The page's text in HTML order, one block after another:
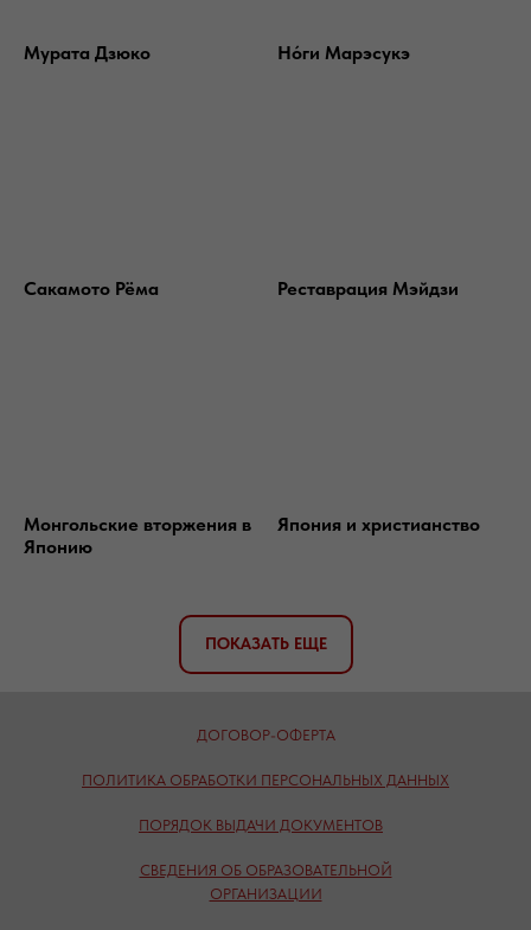
Мурата Дзюко Нóги Марэсукэ
Сакамото Рёма Реставрация Мэйдзи
Монгольские вторжения в
Японию
Япония и христианство
ПОКАЗАТЬ ЕЩЕ
ДОГОВОР-ОФЕРТА
ПОЛИТИКА ОБРАБОТКИ ПЕРСОНАЛЬНЫХ ДАННЫХ
СВЕДЕНИЯ ОБ ОБРАЗОВАТЕЛЬНОЙ
ОРГАНИЗАЦИИ
ПОРЯДОК ВЫДАЧИ ДОКУМЕНТОВ